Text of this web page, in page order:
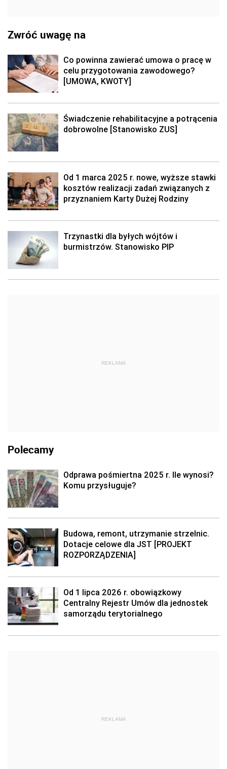
Zwróć uwagę na
Co powinna zawierać umowa o pracę w
celu przygotowania zawodowego?
[UMOWA, KWOTY]
Świadczenie rehabilitacyjne a potrącenia
dobrowolne [Stanowisko ZUS]
Od 1 marca 2025 r. nowe, wyższe stawki
kosztów realizacji zadań związanych z
przyznaniem Karty Dużej Rodziny
Trzynastki dla byłych wójtów i
burmistrzów. Stanowisko PIP
REKLAMA
Polecamy
Odprawa pośmiertna 2025 r. Ile wynosi?
Komu przysługuje?
Budowa, remont, utrzymanie strzelnic.
Dotacje celowe dla JST [PROJEKT
ROZPORZĄDZENIA]
Od 1 lipca 2026 r. obowiązkowy
Centralny Rejestr Umów dla jednostek
samorządu terytorialnego
REKLAMA